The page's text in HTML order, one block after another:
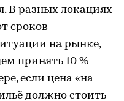
В разных локациях
сроков
на рынке,
принять 10 %
если цена «на
должно стоить